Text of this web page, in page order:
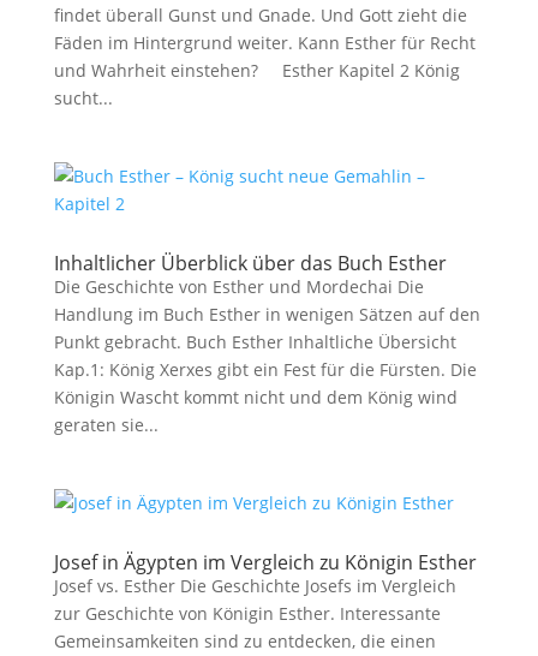
findet überall Gunst und Gnade. Und Gott zieht die
Fäden im Hintergrund weiter. Kann Esther für Recht
und Wahrheit einstehen? Esther Kapitel 2 König
sucht...
Inhaltlicher Überblick über das Buch Esther
Die Geschichte von Esther und Mordechai Die
Handlung im Buch Esther in wenigen Sätzen auf den
Punkt gebracht. Buch Esther Inhaltliche Übersicht
Kap.1: König Xerxes gibt ein Fest für die Fürsten. Die
Königin Wascht kommt nicht und dem König wind
geraten sie...
Josef in Ägypten im Vergleich zu Königin Esther
Josef vs. Esther Die Geschichte Josefs im Vergleich
zur Geschichte von Königin Esther. Interessante
Gemeinsamkeiten sind zu entdecken, die einen